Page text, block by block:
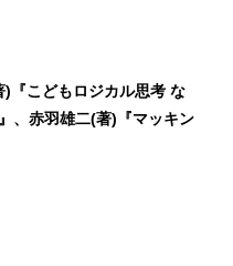
『こどもロジカル思考 な
、赤羽雄二(著)『マッキン